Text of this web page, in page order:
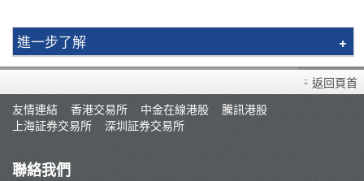
進一步了解
本地期貨
外國期貨
返回頁首
友情連結
香港交易所 中金在線港股
騰訊港股
上海証券交易所
深圳証券交易所
聯絡我們